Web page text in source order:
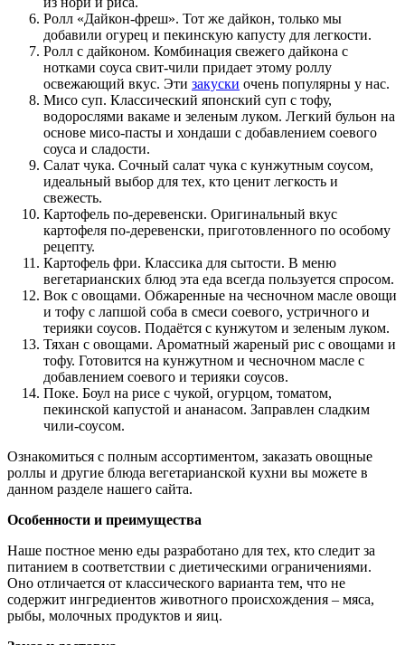
Ролл «Дайкон-фреш». Тот же дайкон, только мы
добавили огурец и пекинскую капусту для легкости.
Ролл с дайконом. Комбинация свежего дайкона с
нотками соуса свит-чили придает этому роллу
освежающий вкус. Эти закуски очень популярны у нас.
Мисо суп. Классический японский суп с тофу,
водорослями вакаме и зеленым луком. Легкий бульон на
основе мисо-пасты и хондаши с добавлением соевого
соуса и сладости.
Салат чука. Сочный салат чука с кунжутным соусом,
идеальный выбор для тех, кто ценит легкость и
свежесть.
Картофель по-деревенски. Оригинальный вкус
картофеля по-деревенски, приготовленного по особому
рецепту.
Картофель фри. Классика для сытости. В меню
вегетарианских блюд эта еда всегда пользуется спросом.
Вок с овощами. Обжаренные на чесночном масле овощи
и тофу с лапшой соба в смеси соевого, устричного и
терияки соусов. Подаётся с кунжутом и зеленым луком.
Тяхан с овощами. Ароматный жареный рис с овощами и
тофу. Готовится на кунжутном и чесночном масле с
добавлением соевого и терияки соусов.
Поке. Боул на рисе с чукой, огурцом, томатом,
пекинской капустой и ананасом. Заправлен сладким
чили-соусом.
Ознакомиться с полным ассортиментом, заказать овощные
роллы и другие блюда вегетарианской кухни вы можете в
данном разделе нашего сайта.
Особенности и преимущества
Наше постное меню еды разработано для тех, кто следит за
питанием в соответствии с диетическими ограничениями.
Оно отличается от классического варианта тем, что не
содержит ингредиентов животного происхождения – мяса,
рыбы, молочных продуктов и яиц.